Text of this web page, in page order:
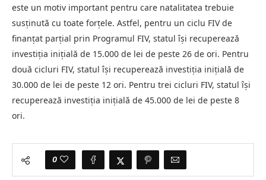
este un motiv important pentru care natalitatea trebuie
susținută cu toate forțele. Astfel, pentru un ciclu FIV de
finanțat parțial prin Programul FIV, statul își recuperează
investiția inițială de 15.000 de lei de peste 26 de ori. Pentru
două cicluri FIV, statul își recuperează investiția inițială de
30.000 de lei de peste 12 ori. Pentru trei cicluri FIV, statul își
recuperează investiția inițială de 45.000 de lei de peste 8
ori.
0